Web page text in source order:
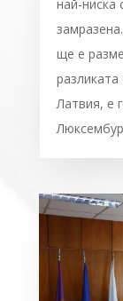
най-ниска
ще е
Латвия, е